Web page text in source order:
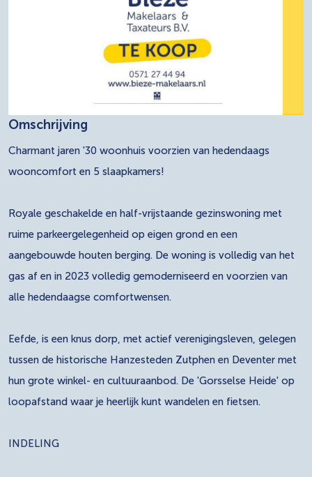
Omschrijving
Charmant jaren '30 woonhuis voorzien van hedendaags
wooncomfort en 5 slaapkamers!
Royale geschakelde en half-vrijstaande gezinswoning met
ruime parkeergelegenheid op eigen grond en een
aangebouwde houten berging. De woning is volledig van het
gas af en in 2023 volledig gemoderniseerd en voorzien van
alle hedendaagse comfortwensen.
Eefde, is een knus dorp, met actief verenigingsleven, gelegen
tussen de historische Hanzesteden Zutphen en Deventer met
hun grote winkel- en cultuuraanbod. De 'Gorsselse Heide' op
loopafstand waar je heerlijk kunt wandelen en fietsen.
INDELING